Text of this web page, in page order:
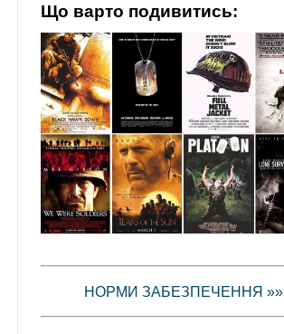
Що варто подивитись:
НОРМИ ЗАБЕЗПЕЧЕННЯ »»